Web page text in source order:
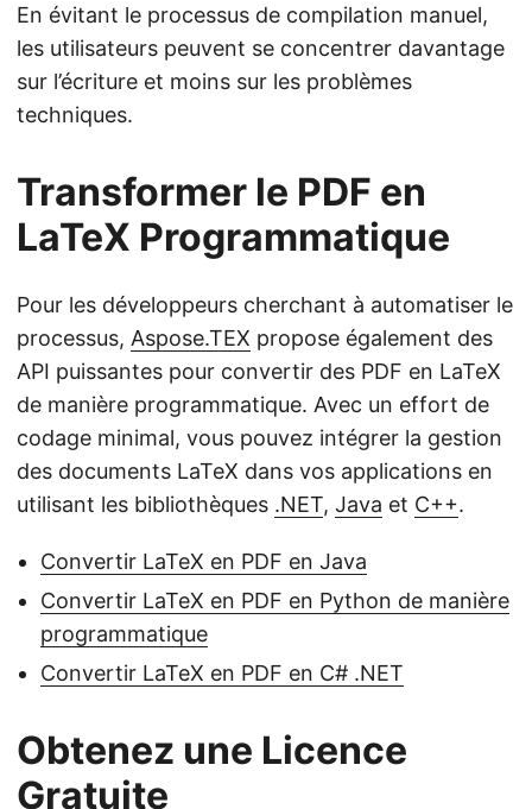
En évitant le processus de compilation manuel,
les utilisateurs peuvent se concentrer davantage
sur l’écriture et moins sur les problèmes
techniques.
Transformer le PDF en
LaTeX Programmatique
Pour les développeurs cherchant à automatiser le
processus, Aspose.TEX propose également des
API puissantes pour convertir des PDF en LaTeX
de manière programmatique. Avec un effort de
codage minimal, vous pouvez intégrer la gestion
des documents LaTeX dans vos applications en
utilisant les bibliothèques .NET, Java et C++.
Convertir LaTeX en PDF en Java
Convertir LaTeX en PDF en Python de manière
programmatique
Convertir LaTeX en PDF en C# .NET
Obtenez une Licence
Gratuite